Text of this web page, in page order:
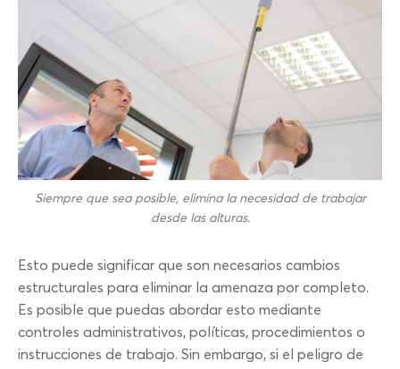
Siempre que sea posible, elimina la necesidad de trabajar
desde las alturas.
Esto puede significar que son necesarios cambios
estructurales para eliminar la amenaza por completo.
Es posible que puedas abordar esto mediante
controles administrativos, políticas, procedimientos o
instrucciones de trabajo. Sin embargo, si el peligro de